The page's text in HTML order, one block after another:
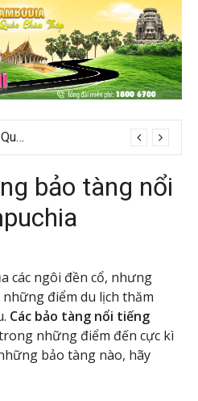
Gợi ý – Tháng 7 Hàn Quốc nên đi đâu, mặc gì đẹp?
bảo tàng nổi
các ngôi đền cổ, nhưng
điểm du lịch thăm
Các bảo tàng nổi tiếng
những điểm đến cực kì
bảo tàng nào, hãy